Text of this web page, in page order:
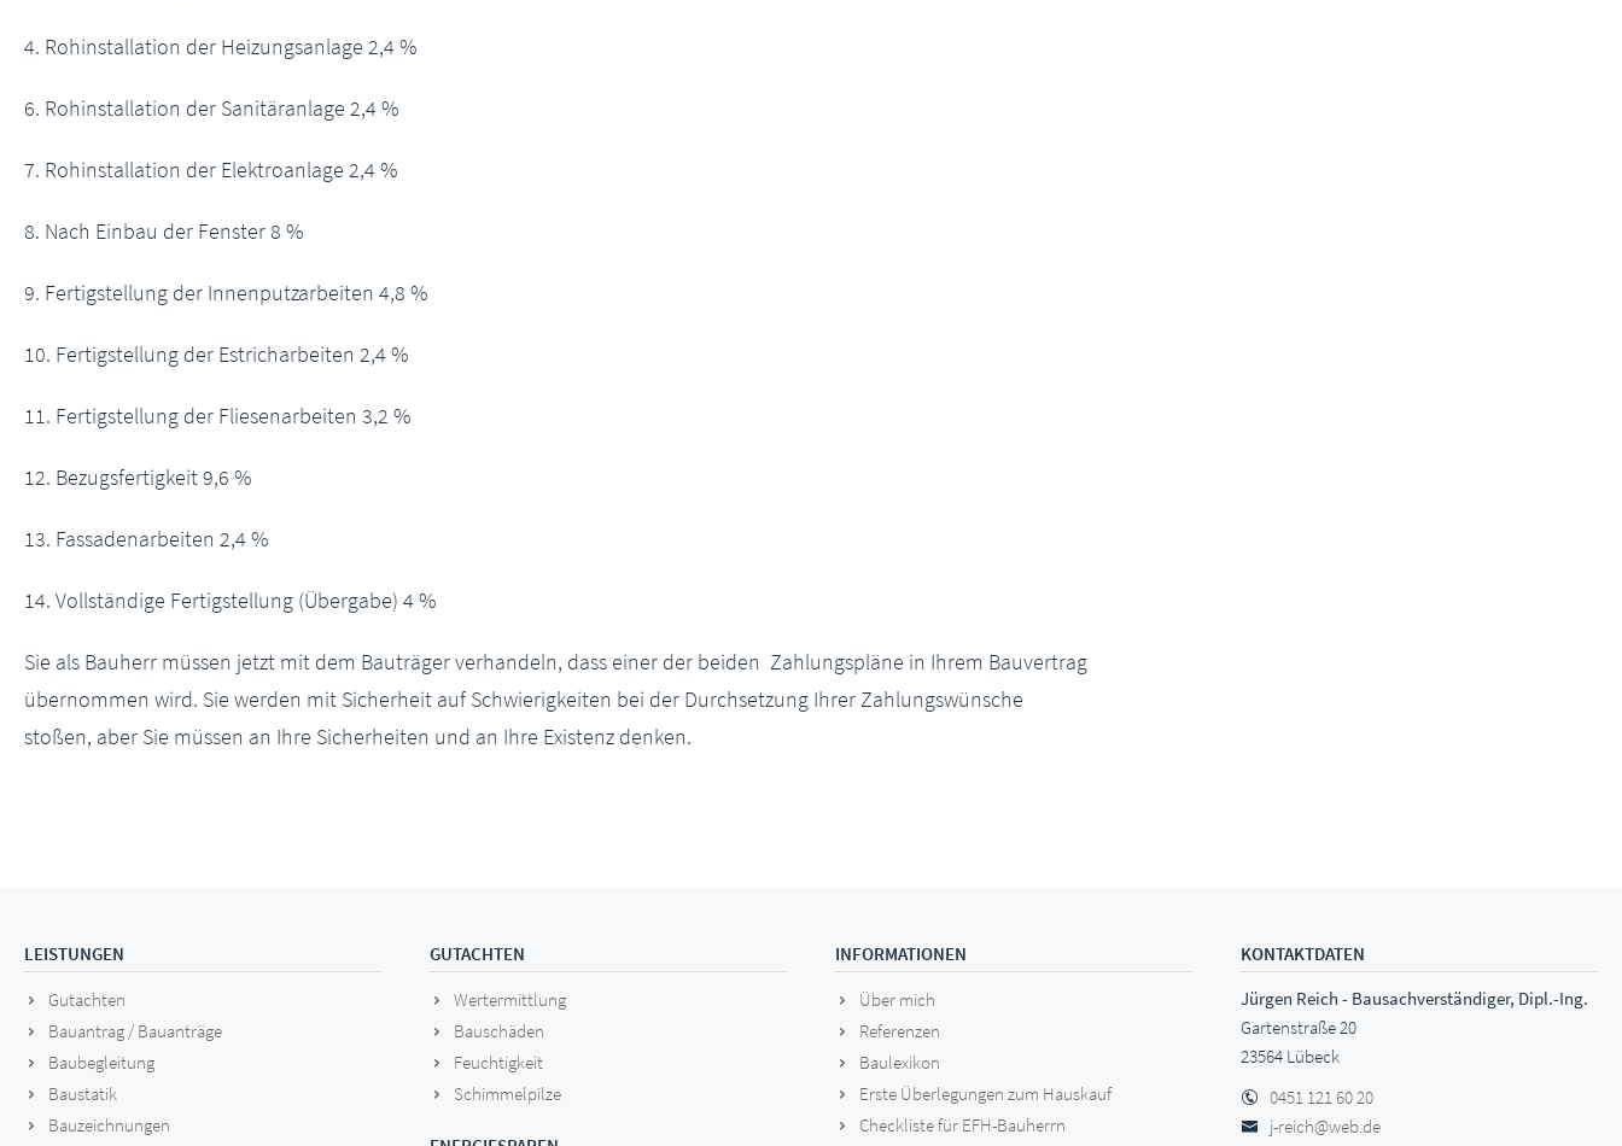
4. Rohinstallation der Heizungsanlage 2,4 %
6. Rohinstallation der Sanitäranlage 2,4 %
7. Rohinstallation der Elektroanlage 2,4 %
8. Nach Einbau der Fenster 8 %
9. Fertigstellung der Innenputzarbeiten 4,8 %
10. Fertigstellung der Estricharbeiten 2,4 %
11. Fertigstellung der Fliesenarbeiten 3,2 %
12. Bezugsfertigkeit 9,6 %
13. Fassadenarbeiten 2,4 %
14. Vollständige Fertigstellung (Übergabe) 4 %
Sie als Bauherr müssen jetzt mit dem Bauträger verhandeln, dass einer der beiden Zahlungspläne in Ihrem Bauvertrag
übernommen wird. Sie werden mit Sicherheit auf Schwierigkeiten bei der Durchsetzung Ihrer Zahlungswünsche
stoßen, aber Sie müssen an Ihre Sicherheiten und an Ihre Existenz denken.
LEISTUNGEN
Gutachten
Bauantrag / Bauanträge
Baubegleitung
Baustatik
Bauzeichnungen
GUTACHTEN
Wertermittlung
Bauschäden
Feuchtigkeit
Schimmelpilze
INFORMATIONEN
Über mich
Referenzen
Baulexikon
Erste Überlegungen zum Hauskauf
Checkliste für EFH-Bauherrn
KONTAKTDATEN
Jürgen Reich - Bausachverständiger, Dipl.-Ing.
Gartenstraße 20
23564 Lübeck
0451 121 60 20
j-reich@web.de